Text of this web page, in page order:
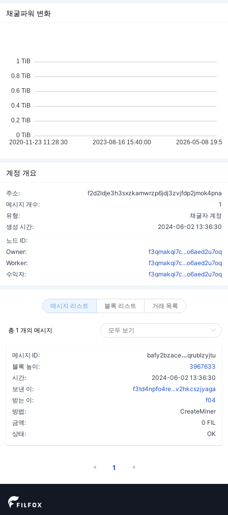
채굴파워 변화
계정 개요
주소:
f2d2ldje3h3sxzkamwrzp6jdj3zvjfdp2jmok4pna
메시지 개수:
1
유형:
채굴자 계정
생성 시간:
2024-06-02 13:36:30
노드 ID:
Owner:
f3qmakqi7c...o6aed2u7oq
Worker:
f3qmakqi7c...o6aed2u7oq
수익자:
f3qmakqi7c...o6aed2u7oq
메시지 리스트 블록 리스트 거래 목록
총 1 개의 메시지
메시지 ID: bafy2bzace
qrublzyjtu
블록 높이:
3967633
시간:
2024-06-02 13:36:30
보낸 이:
f3td4npfo4re...v2hkcszjyaga
받는 이:
f04
방법:
CreateMiner
금액:
0 FIL
상태:
OK
1